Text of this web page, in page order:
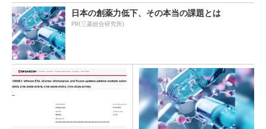
日本の創薬力低下、その本当の課題とは
PR(三菱総合研究所)